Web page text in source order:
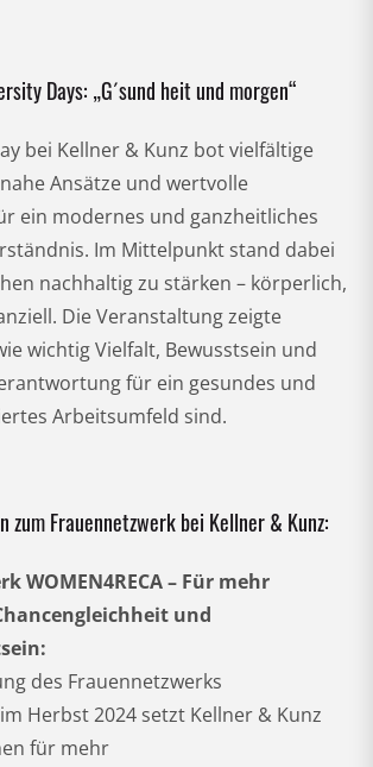
Days: „G´sund heit und morgen“
bei Kellner & Kunz bot vielfältige
Ansätze und wertvolle
ein modernes und ganzheitliches
Im Mittelpunkt stand dabei
nachhaltig zu stärken – körperlich,
Die Veranstaltung zeigte
wichtig Vielfalt, Bewusstsein und
für ein gesundes und
Arbeitsumfeld sind.
zum Frauennetzwerk bei Kellner & Kunz:
WOMEN4RECA – Für mehr
und
des Frauennetzwerks
im Herbst 2024 setzt Kellner & Kunz
für mehr